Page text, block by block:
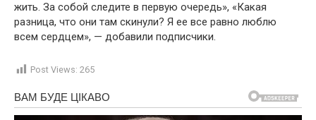
жить. За собой следите в первую очередь», «Какая
разница, что они там скинули? Я ее все равно люблю
всем сердцем», — добавили подписчики.
Post Views: 265